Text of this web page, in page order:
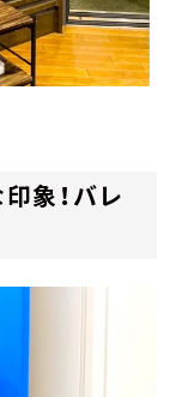
象！バレ